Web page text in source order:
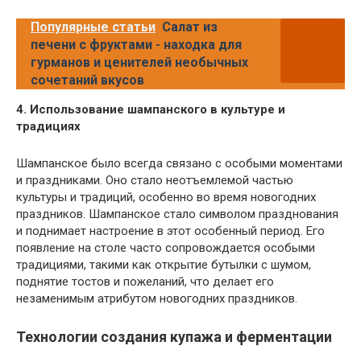
Популярные статьи Салат из
печени с фруктами - находка для
гурманов и ценителей необычных
сочетаний вкусов
4. Использование шампанского в культуре и
традициях
Шампанское было всегда связано с особыми моментами
и праздниками. Оно стало неотъемлемой частью
культуры и традиций, особенно во время новогодних
праздников. Шампанское стало символом празднования
и поднимает настроение в этот особенный период. Его
появление на столе часто сопровождается особыми
традициями, такими как открытие бутылки с шумом,
поднятие тостов и пожеланий, что делает его
незаменимым атрибутом новогодних праздников.
Технологии создания купажа и ферментации